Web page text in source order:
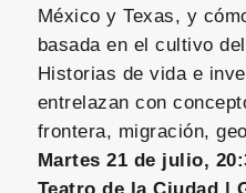
México y Texas, y
basada en el cultivo
Historias de vida e
entrelazan con
frontera, migración,
Martes 21 de julio,